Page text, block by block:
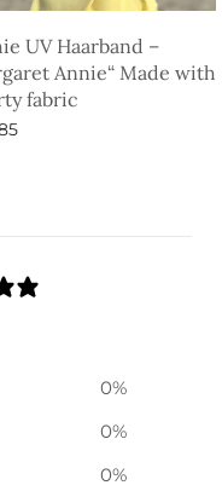
UV Haarband –
Annie“ Made with
fabric
0%
0%
0%